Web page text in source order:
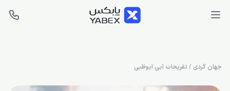
جهان گردی / تفریحات آبی ابوظبی